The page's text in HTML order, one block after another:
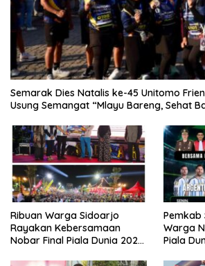
Semarak Dies Natalis ke-45 Unitomo
Usung Semangat “Mlayu Bareng, Sehat
Ribuan Warga Sidoarjo
Rayakan Kebersamaan
Nobar Final Piala Dunia 2026
Pemkab
Warga
Piala